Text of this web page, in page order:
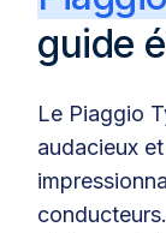
guide
Le Piaggio
audacieux